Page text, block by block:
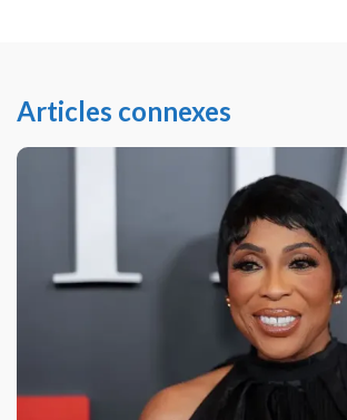
Articles connexes